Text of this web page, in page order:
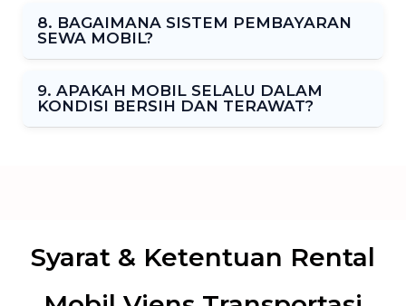
8. BAGAIMANA SISTEM PEMBAYARAN
SEWA MOBIL?
9. APAKAH MOBIL SELALU DALAM
KONDISI BERSIH DAN TERAWAT?
Syarat & Ketentuan Rental